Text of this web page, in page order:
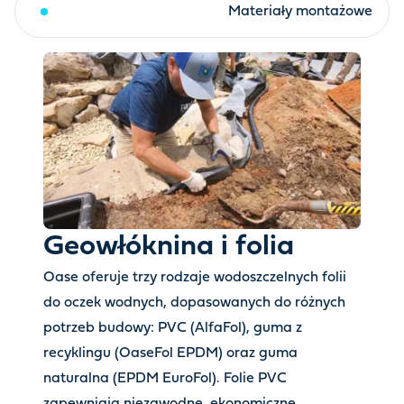
Materiały montażowe
Geowłóknina i folia
Oase oferuje trzy rodzaje wodoszczelnych folii
do oczek wodnych, dopasowanych do różnych
potrzeb budowy: PVC (AlfaFol), guma z
recyklingu (OaseFol EPDM) oraz guma
naturalna (EPDM EuroFol). Folie PVC